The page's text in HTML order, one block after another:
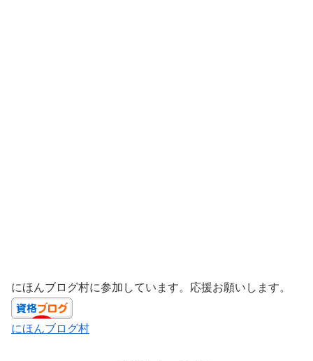
にほんブログ村に参加しています。応援お願いします。
にほんブログ村